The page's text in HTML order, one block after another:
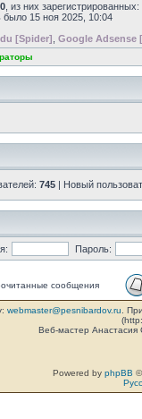
, из них
было 15 ноя 2025, 10:04
[Spider] Google Adsense
745 | Новый
Пароль:
сообщения
webmaster@pesnibardov.ru .
Веб-мастер
Powered by phpBB